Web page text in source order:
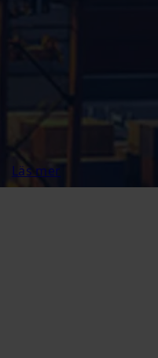
Läs mer